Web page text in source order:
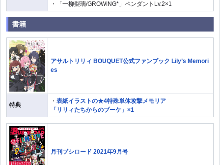
・「一柳梨璃/GROWING*」ペンダントLv.2×1
書籍
アサルトリリィ BOUQUET公式ファンブック Lily’s Memori
es
特典
・ 表紙イラストの★4特殊単体攻撃メモリア
「リリィたちからのブーケ」×1
月刊ブシロード 2021年9月号